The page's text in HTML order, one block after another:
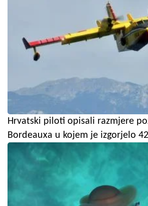
Hrvatski piloti opisali razmjere
Bordeauxa u kojem je izgorjelo